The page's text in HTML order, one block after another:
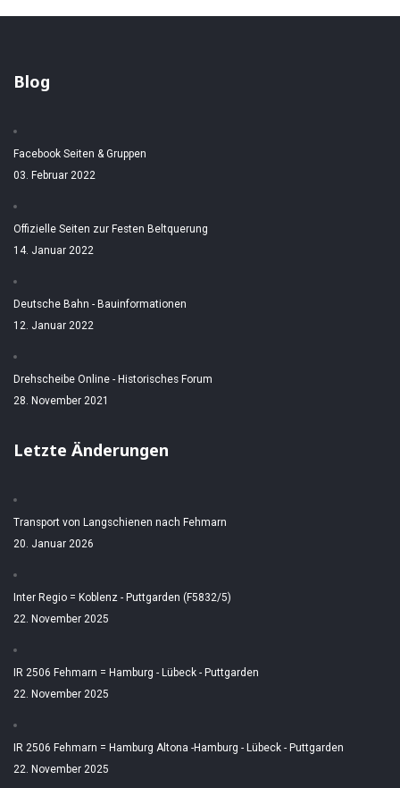
Blog
Facebook Seiten & Gruppen
03. Februar 2022
Offizielle Seiten zur Festen Beltquerung
14. Januar 2022
Deutsche Bahn - Bauinformationen
12. Januar 2022
Drehscheibe Online - Historisches Forum
28. November 2021
Letzte Änderungen
Transport von Langschienen nach Fehmarn
20. Januar 2026
Inter Regio = Koblenz - Puttgarden (F5832/5)
22. November 2025
IR 2506 Fehmarn = Hamburg - Lübeck - Puttgarden
22. November 2025
IR 2506 Fehmarn = Hamburg Altona -Hamburg - Lübeck - Puttgarden
22. November 2025